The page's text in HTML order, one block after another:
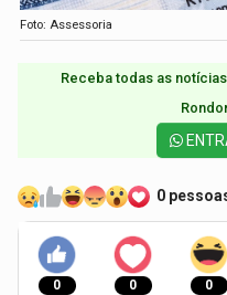
Foto: Assessoria
Receba todas as
0
0 0 0